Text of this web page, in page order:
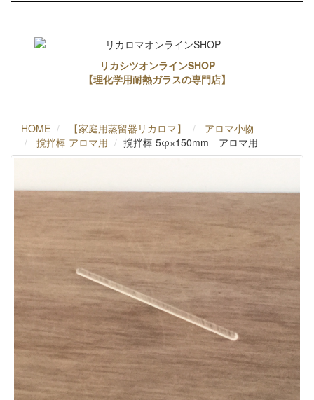
リカシツオンラインSHOP
【理化学用耐熱ガラスの専門店】
HOME 【家庭用蒸留器リカロマ】
アロマ小物
撹拌棒 アロマ用
撹拌棒 5φ×150mm アロマ用